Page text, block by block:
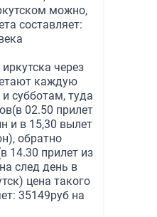
можно,
составляет:
через
каждую
субботам, туда
02.50 прилет
и в 15,30 вылет
обратно
14.30 прилет из
след день в
цена такого
35149руб на